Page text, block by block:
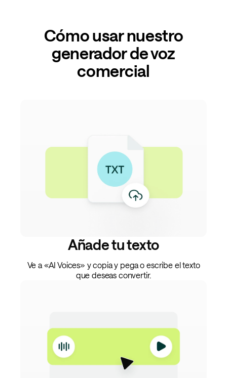
Cómo usar nuestro
generador de voz
comercial
Añade tu texto
Ve a «AI Voices» y copia y pega o escribe el texto
que deseas convertir.